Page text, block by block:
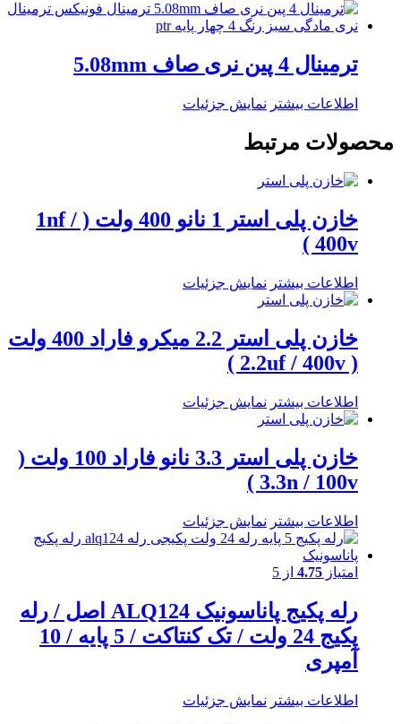
ترمینال 4 پین نری صاف 5.08mm
اطلاعات بیشتر نمایش جزئیات
محصولات مرتبط
خازن پلی استر 1 نانو 400 ولت ( 1nf /
400v )
اطلاعات بیشتر نمایش جزئیات
خازن پلی استر 2.2 میکرو فاراد 400 ولت
( 2.2uf / 400v )
اطلاعات بیشتر نمایش جزئیات
خازن پلی استر 3.3 نانو فاراد 100 ولت (
3.3n / 100v )
اطلاعات بیشتر نمایش جزئیات
امتیاز 4.75 از 5
رله پکیج پاناسونیک ALQ124 اصل / رله
پکیج 24 ولت / تک کنتاکت / 5 پایه / 10
آمپری
اطلاعات بیشتر نمایش جزئیات